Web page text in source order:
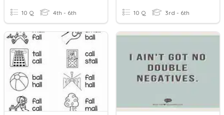
10 Q 4th - 6th 10 Q 3rd - 6th